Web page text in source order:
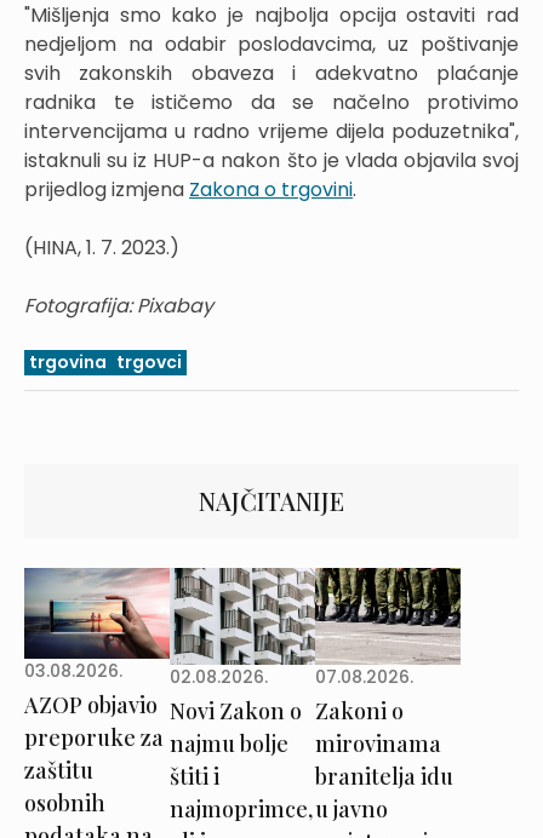
"Mišljenja smo kako je najbolja opcija ostaviti rad
nedjeljom na odabir poslodavcima, uz poštivanje
svih zakonskih obaveza i adekvatno plaćanje
radnika te ističemo da se načelno protivimo
intervencijama u radno vrijeme dijela poduzetnika",
istaknuli su iz HUP-a nakon što je vlada objavila svoj
prijedlog izmjena Zakona o trgovini.
(HINA, 1. 7. 2023.)
Fotografija: Pixabay
trgovina trgovci
NAJČITANIJE
03.08.2026.
AZOP objavio
preporuke za
zaštitu
osobnih
02.08.2026.
Novi Zakon o
najmu bolje
štiti i
najmoprimce,
07.08.2026.
Zakoni o
mirovinama
branitelja idu
u javno